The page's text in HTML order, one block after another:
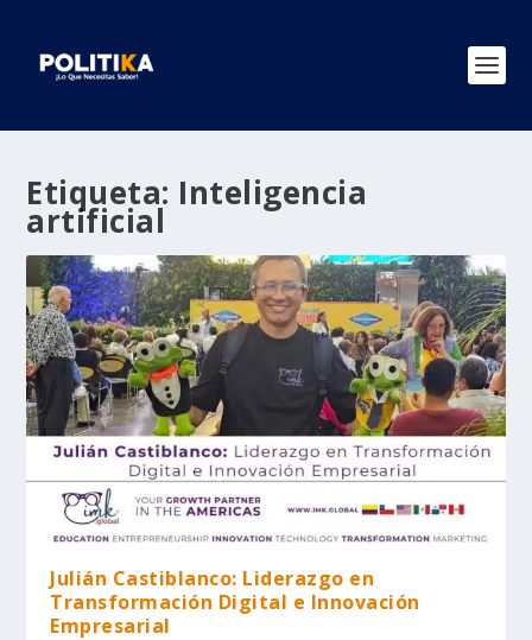
Etiqueta: Inteligencia
artificial
Julián Castiblanco: Liderazgo en
Transformación Digital e Innovación
Empresarial